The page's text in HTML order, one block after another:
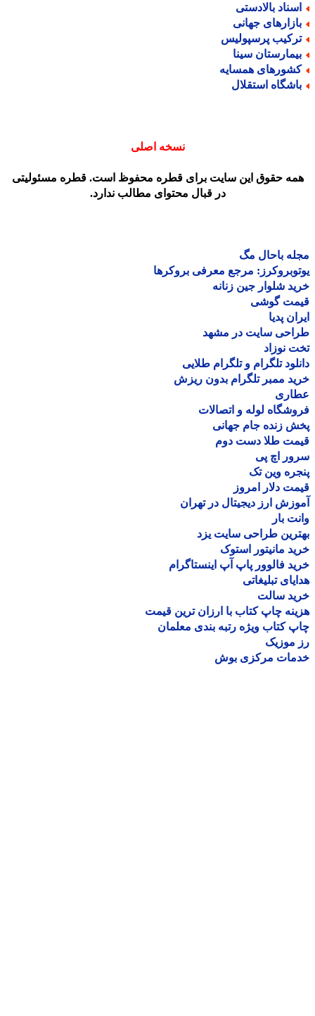
بالادستی
جهانی
پرسپولیس
سینا
همسایه
استقلال
نسخه اصلی
حقوق این سایت برای قطره محفوظ است. قطره مسئولیتی
در قبال محتوای مطالب ندارد.
باحال مگ
مرجع معرفی بروکرها
شلوار جین زنانه
گوشی
پدیا
سایت در مشهد
نوزاد
تلگرام و تلگرام طلایی
ممبر تلگرام بدون ریزش
لوله و اتصالات
زنده جام جهانی
طلا دست دوم
اچ پی
وین تک
دلار امروز
ارز دیجیتال در تهران
بار
طراحی سایت یزد
مانیتور استوک
فالوور پاپ آپ اینستاگرام
تبلیغاتی
سالت
چاپ کتاب با ارزان ترین قیمت
کتاب ویژه رتبه بندی معلمان
موزیک
مرکزی بوش